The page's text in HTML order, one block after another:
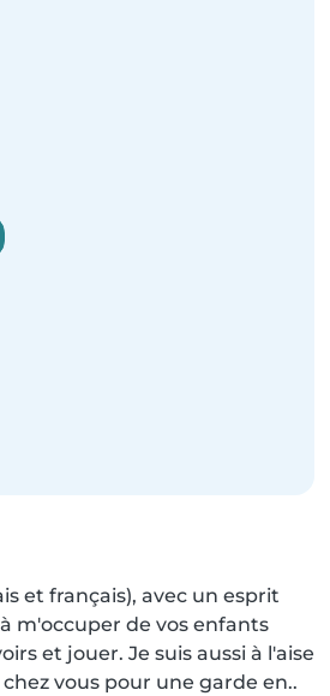
et français), avec un esprit
m'occuper de vos enfants
et jouer. Je suis aussi à l'aise
vous pour une garde en..